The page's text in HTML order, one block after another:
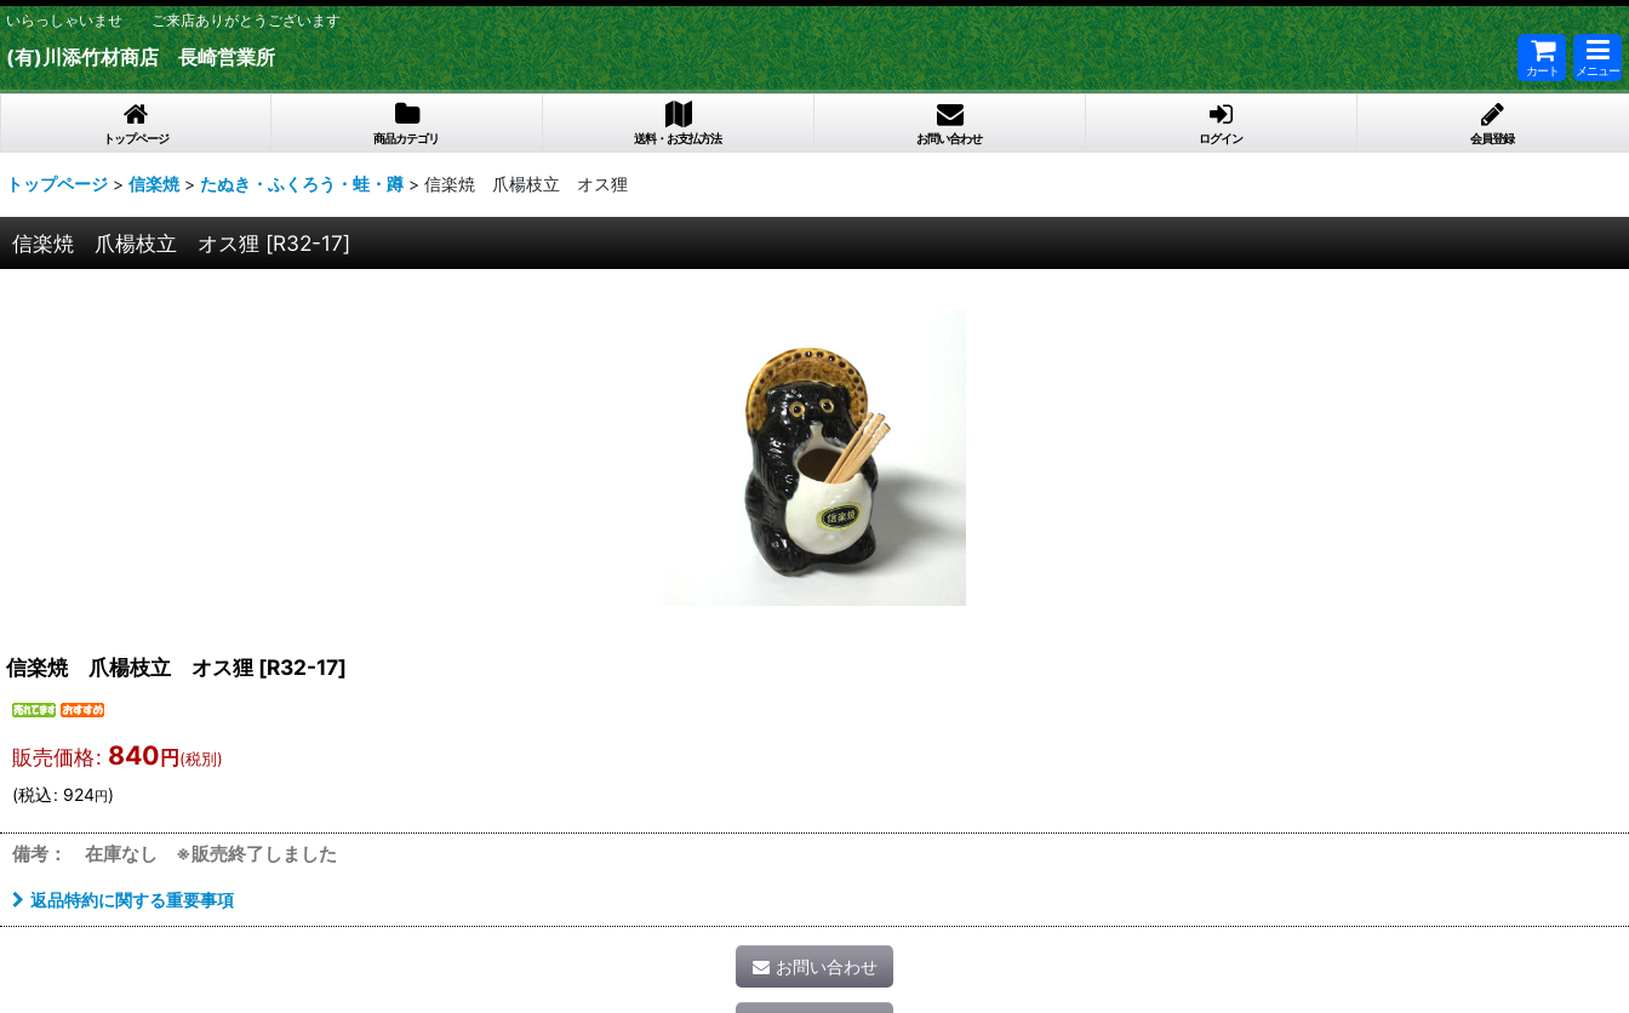
いらっしゃいませ ご来店ありがとうございます
(有)川添竹材商店 長崎営業所
カート メニュー
トップページ 商品カテゴリ 送料・お支払方法 お問い合わせ ログイン 会員登録
トップページ > 信楽焼 > たぬき・ふくろう・蛙・蹲 > 信楽焼 爪楊枝立 オス狸
信楽焼 爪楊枝立 オス狸 [R32-17]
信楽焼 爪楊枝立 オス狸 [R32-17]
販売価格: 840 円 (税別)
(税込: 924円)
備考： 在庫なし ※販売終了しました
返品特約に関する重要事項
お問い合わせ